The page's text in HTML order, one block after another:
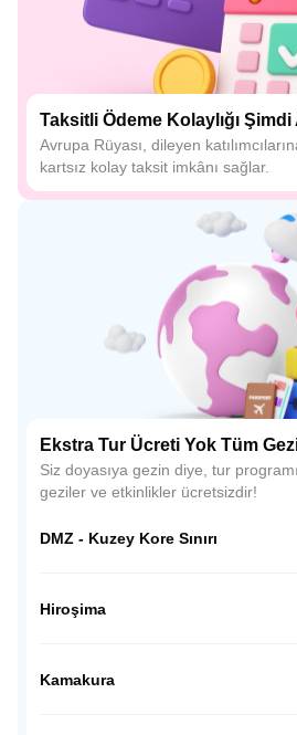
Taksitli Ödeme Kolaylığı
Avrupa Rüyası, dileyen
kartsız kolay taksit imkânı sağlar.
Ekstra Tur Ücreti Yok Tüm
Siz doyasıya gezin diye, tur
geziler ve etkinlikler ücretsizdir!
DMZ - Kuzey Kore Sınırı
bölgelerinden biri olan DMZ’de
hikâyesine tanıklık ediyoruz.
Hiroşima
Anıtı Parkı ve Atom Bombası
Kamakura